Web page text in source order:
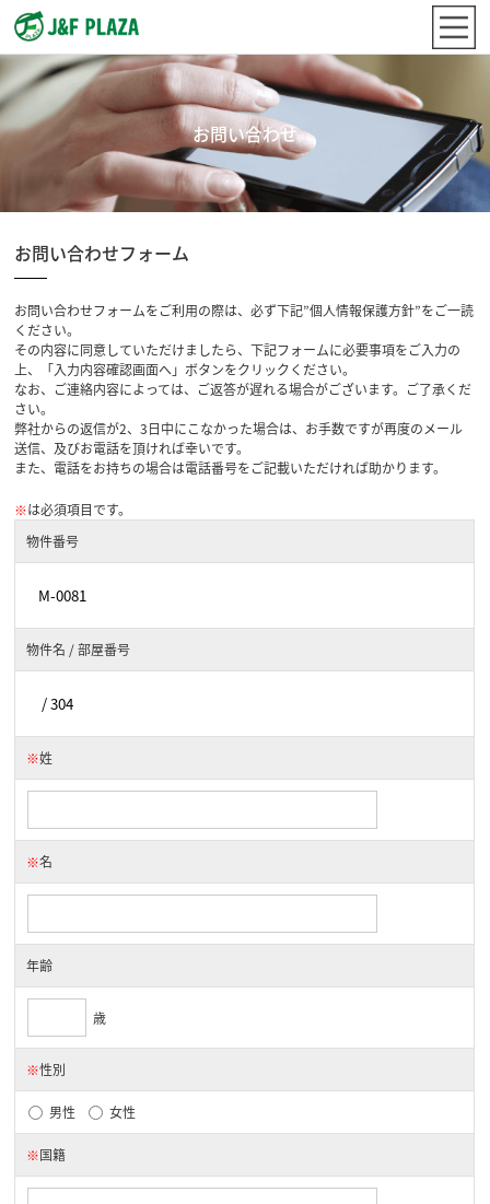
お問い合わせ
お問い合わせフォーム
お問い合わせフォームをご利用の際は、必ず下記”個人情報保護方針”をご一読
ください。
その内容に同意していただけましたら、下記フォームに必要事項をご入力の
上、「入力内容確認画面へ」ボタンをクリックください。
なお、ご連絡内容によっては、ご返答が遅れる場合がございます。ご了承くだ
さい。
弊社からの返信が2、3日中にこなかった場合は、お手数ですが再度のメール
送信、及びお電話を頂ければ幸いです。
また、電話をお持ちの場合は電話番号をご記載いただければ助かります。
※は必須項目です。
物件番号
物件名 / 部屋番号
※姓
※名
年齢
歳
※性別
男性 女性
※国籍